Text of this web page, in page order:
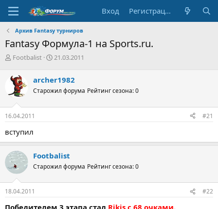
Вход Регистрация
Архив Fantasy турниров
Fantasy Формула-1 на Sports.ru.
А
т
о
р
е
м
Footbalist
Д
а
н
ч
21.03.2011
archer1982
Старожил форума Рейтинг сезона: 0
16.04.2011 #21
вступил
Footbalist
Старожил форума Рейтинг сезона: 0
18.04.2011 #22
Победителем 3 этапа стал Rikis с 68 очками.